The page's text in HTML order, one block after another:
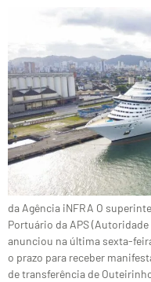
da Agência iNFRA O
Portuário da APS
anunciou na última sexta-
o prazo para receber
de transferência de